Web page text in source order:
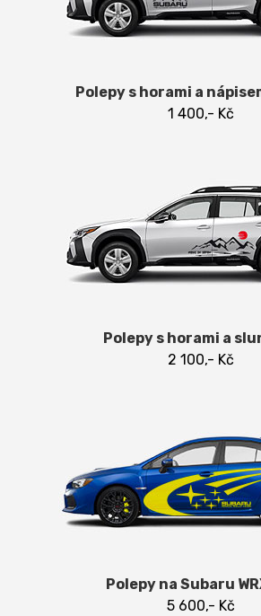
Polepy s horami a
1 400,- Kč
Polepy s horami a
2 100,- Kč
Polepy na Subaru
5 600,- Kč